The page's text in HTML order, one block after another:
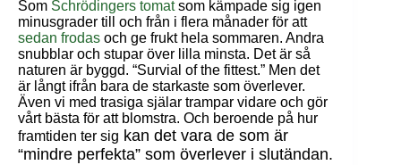
Som Schrödingers tomatsom kämpade sig igen
minusgrader till och från i flera månader för att
sedan frodas och ge frukt hela sommaren. Andra
snubblar och stupar över lilla minsta. Det är så
naturen är byggd. “Survial of the fittest.” Men det
är långt ifrån bara de starkaste som överlever.
Även vi med trasiga själar trampar vidare och gör
vårt bästa för att blomstra. Och beroende på hur
framtiden ter sig kan det vara de som är
“mindre perfekta” som överlever i slutändan.